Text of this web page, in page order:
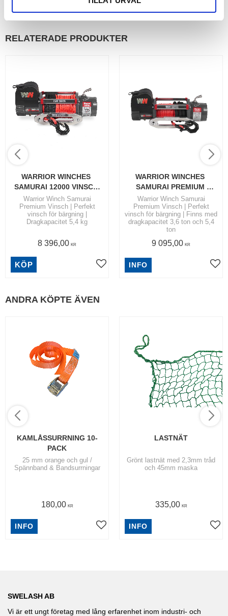
RELATERADE PRODUKTER
WARRIOR WINCHES
SAMURAI 12000 VINSCH
24V SYNTETLINA
Warrior Winch Samurai
Premium Vinsch | Perfekt
vinsch för bärgning |
Dragkapacitet 5,4 kg
8 396,00 KR
KÖP
WARRIOR WINCHES
SAMURAI PREMIUM
VINSCH, 12V ARMORTEK
SYNTET
Warrior Winch Samurai
Premium Vinsch | Perfekt
vinsch för bärgning | Finns med
dragkapacitet 3,6 ton och 5,4
ton
9 095,00 KR
INFO
ANDRA KÖPTE ÄVEN
KAMLÅSSURRNING 10-
PACK
25 mm orange och gul /
Spännband & Bandsurrningar
180,00 KR
INFO
LASTNÄT
Grönt lastnät med 2,3mm tråd
och 45mm maska
335,00 KR
INFO
SWELASH AB
Vi är ett ungt företag med lång erfarenhet inom industri- och